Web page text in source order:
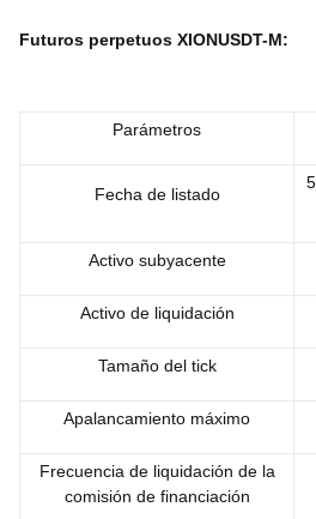
Futuros perpetuos XIONUSDT-M:
Parámetros
Fecha de listado
Activo subyacente
Activo de liquidación
Tamaño del tick
Apalancamiento máximo
Frecuencia de liquidación de la
comisión de financiación